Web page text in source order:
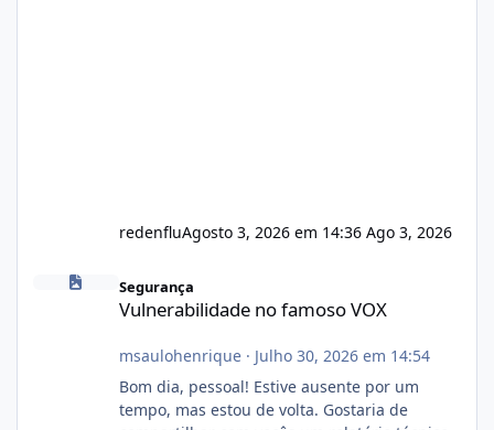
redenfluAgosto 3, 2026 em 14:36 Ago 3, 2026
Vulnerabilidade no famoso VOX
Segurança
Vulnerabilidade no famoso VOX
msaulohenrique· Julho 30, 2026 em 14:54
Bom dia, pessoal! Estive ausente por um
tempo, mas estou de volta. Gostaria de